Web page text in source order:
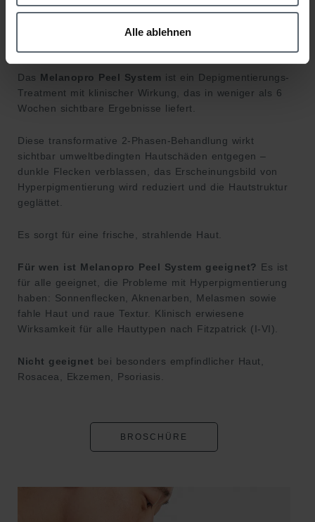
Alle ablehnen
NEU Melanopro Peel System
Das Melanopro Peel System ist ein Depigmentierungs-
Treatment mit klinischer Wirkung, das in weniger als 6
Wochen sichtbare Ergebnisse liefert.
Diese transformative 2-Phasen-Behandlung wirkt
sichtbar umweltbedingten Hautschäden entgegen –
dunkle Flecken verblassen, das Erscheinungsbild von
Hyperpigmentierung wird reduziert und die Hautstruktur
geglättet.
Es sorgt für eine frische, strahlende Haut.
Für wen ist Melanopro Peel System geeignet? Es ist
für alle geeignet, die Probleme mit Hyperpigmentierung
haben: Sonnenflecken, Aknenarben, Melasmen sowie
fahle Haut und raue Textur. Klinisch erwiesene
Wirksamkeit für alle Hauttypen nach Fitzpatrick (I-VI).
Nicht geeignet bei besonders empfindlicher Haut,
Rosacea, Ekzemen, Psoriasis.
BROSCHÜRE